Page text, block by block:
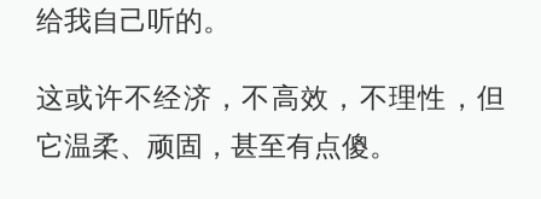
给我自己听的。
这或许不经济，不高效，不理性，但
它温柔、顽固，甚至有点傻。